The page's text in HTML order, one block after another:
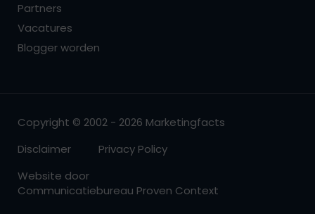
Partners
Vacatures
Blogger worden
Copyright © 2002 - 2026 Marketingfacts
Disclaimer
Privacy Policy
Website door
Communicatiebureau Proven Context